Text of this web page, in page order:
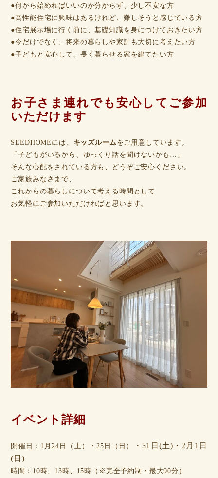
●何から始めればいいのか分からず、少し不安な方
●高性能住宅に興味はあるけれど、難しそうと感じている方
●住宅展示場に行く前に、基礎知識を身につけておきたい方
●今だけでなく、将来の暮らしや家計も大切に考えたい方
●子どもと安心して、長く暮らせる家を建てたい方
お子さま連れでも安心してご参加
いただけます
SEEDHOMEには、 キッズルーム をご用意しています。
「子どもがいるから、ゆっくり話を聞けないかも…」
そんな心配をされている方も、どうぞご安心ください。
ご家族みなさまで、
これからの暮らしについて考える時間として
お気軽にご参加いただければと思います。
イベント詳細
開催日：1月24日（土）・25日（日）
・31日(土)・2月1日
(日)
時間：10時、13時、15時（※完全予約制・最大90分）